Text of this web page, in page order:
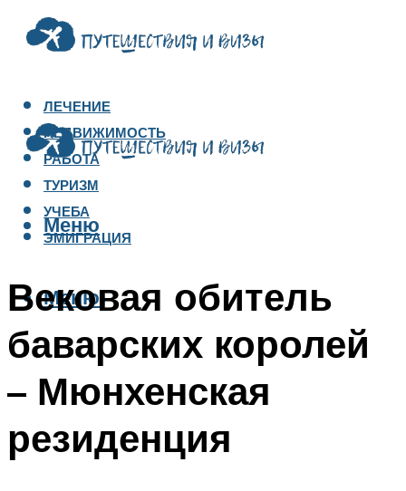
ЛЕЧЕНИЕ
НЕДВИЖИМОСТЬ
РАБОТА
ТУРИЗМ
УЧЕБА
ЭМИГРАЦИЯ
Меню
Меню
Вековая обитель
баварских королей
– Мюнхенская
резиденция